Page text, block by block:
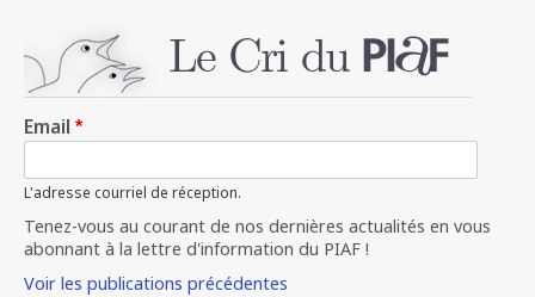
Email
L'adresse courriel de réception.
Tenez-vous au courant de nos dernières actualités en vous
abonnant à la lettre d'information du PIAF !
Voir les publications précédentes